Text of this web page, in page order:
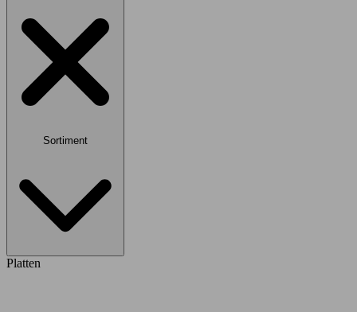
Sortiment
Platten